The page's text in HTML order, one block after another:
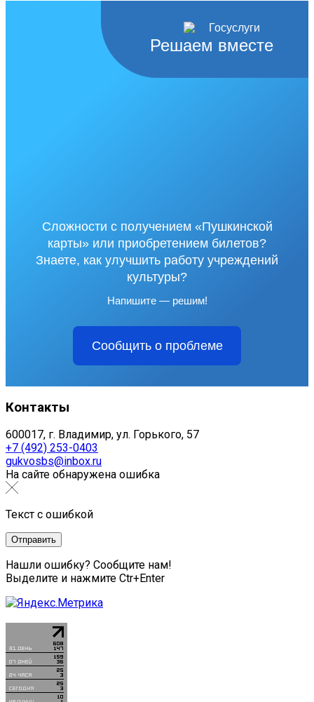
Решаем вместе
Сложности с получением «Пушкинской
карты» или приобретением билетов?
Знаете, как улучшить работу учреждений
культуры?
Напишите — решим!
Сообщить о проблеме
Контакты
600017, г. Владимир, ул. Горького, 57
+7 (492) 253-0403
gukvosbs@inbox.ru
На сайте обнаружена ошибка
Текст с ошибкой
Нашли ошибку? Сообщите нам!
Выделите и нажмите Ctr+Enter